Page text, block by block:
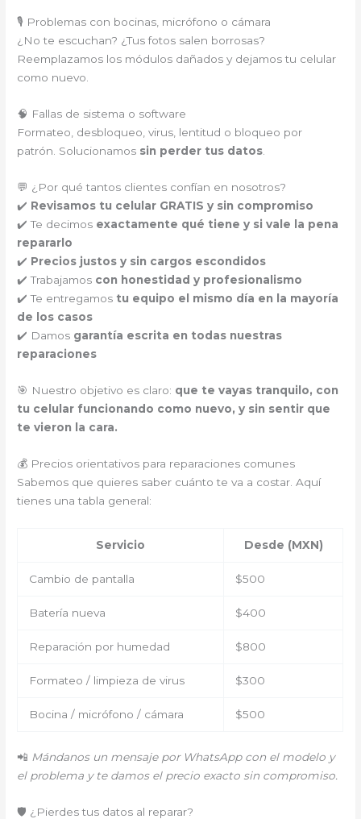
🎙️ Problemas con bocinas, micrófono o cámara
¿No te escuchan? ¿Tus fotos salen borrosas?
Reemplazamos los módulos dañados y dejamos tu celular
como nuevo.
🧠 Fallas de sistema o software
Formateo, desbloqueo, virus, lentitud o bloqueo por
patrón. Solucionamos sin perder tus datos
💬 ¿Por qué tantos clientes confían en nosotros?
✔️ Revisamos tu celular GRATIS y sin compromiso
✔️ Te decimos exactamente qué tiene y si vale la pena
repararlo
✔️ Precios justos y sin cargos escondidos
✔️ Trabajamos con honestidad y profesionalismo
✔️ Te entregamos tu equipo el mismo día en la mayoría
de los casos
✔️ Damos garantía escrita en todas nuestras
reparaciones
🎯 Nuestro objetivo es claro: que te vayas tranquilo, con
tu celular funcionando como nuevo, y sin sentir que
te vieron la cara.
💰 Precios orientativos para reparaciones comunes
Sabemos que quieres saber cuánto te va a costar. Aquí
tienes una tabla general:
Servicio Desde (MXN)
Cambio de pantalla $500
Batería nueva $400
Reparación por humedad $800
Formateo / limpieza de virus $300
Bocina / micrófono / cámara $500
📲 Mándanos un mensaje por WhatsApp con el modelo y
el problema y te damos el precio exacto sin compromiso.
🛡️ ¿Pierdes tus datos al reparar?